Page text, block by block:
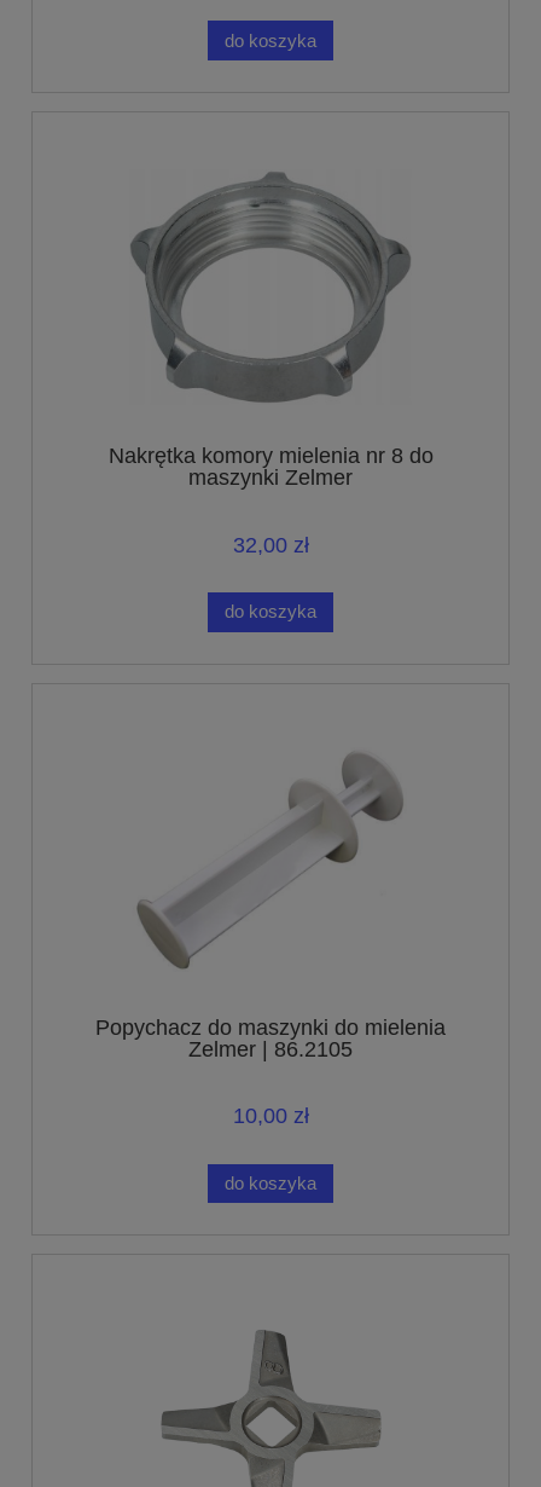
do koszyka
Nakrętka komory mielenia nr 8 do
maszynki Zelmer
32,00 zł
do koszyka
Popychacz do maszynki do mielenia
Zelmer | 86.2105
10,00 zł
do koszyka